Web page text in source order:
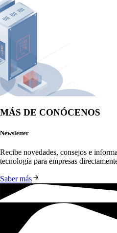
MÁS DE CONÓCENOS
Newsletter
Recibe novedades, consejos e
tecnología para empresas
Saber más